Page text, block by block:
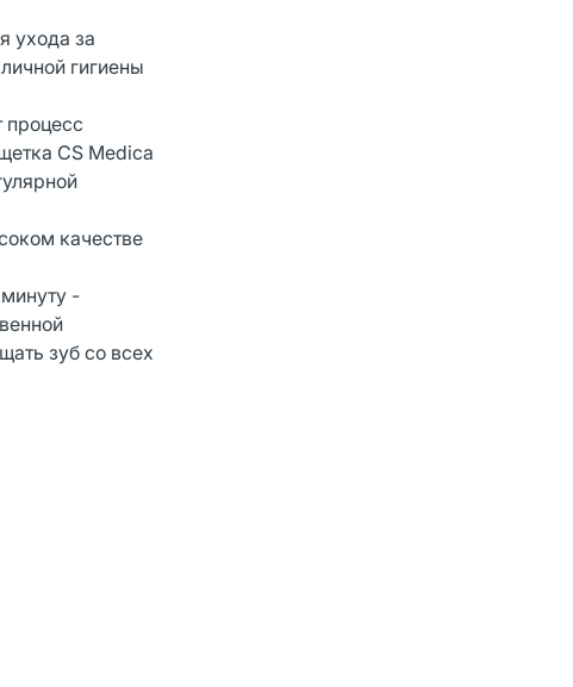
ухода за
гигиены
процесс
CS Medica
качестве
-
зуб со всех